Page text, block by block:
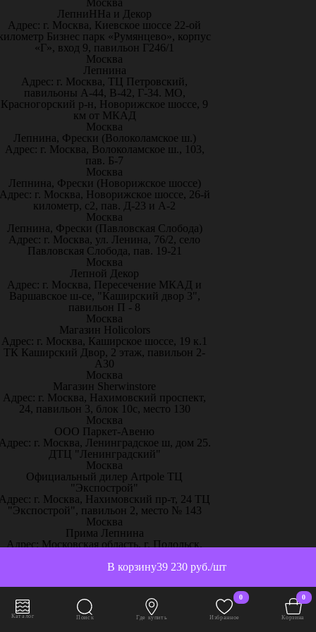
39 230 руб./шт
В корзину
Москва
ЛепниННа и Декор
Адрес: г. Москва, Киевское шоссе 22-ой
Бизнес парк «Румянцево», корпус
«Г», вход 9, павильон Г246/1
Москва
Лепнина
Адрес: г. Москва, ТЦ Петровский,
павильоны А-44, В-42, Г-34. МО,
Красногорский р-н, Новорижское шоссе, 9
км от МКАД
Москва
Лепнина, Фрески (Волоколамское ш.)
Адрес: г. Москва, Волоколамское ш., 103,
пав. Б-7
Москва
Лепнина, Фрески (Новорижское шоссе)
г. Москва, Новорижское шоссе, 26-й
километр, с2, пав. Д-23 и А-2
Москва
Лепнина, Фрески (Павловская Слобода)
Адрес: г. Москва, ул. Ленина, 76/2, село
Павловская Слобода, пав. 19-21
Москва
Лепной Декор
Адрес: г. Москва, Пересечение МКАД и
Варшавское ш-се, "Каширский двор 3",
павильон П - 8
Москва
Магазин Holicolors
Адрес: г. Москва, Каширское шоссе, 19 к.1
ТК Каширский Двор, 2 этаж, павильон 2-
А30
Москва
Магазин Sherwinstore
Адрес: г. Москва, Нахимовский проспект,
24, павильон 3, блок 10с, место 130
Москва
ООО Паркет-Авeню
г. Москва, Ленинградское ш, дом 25.
ДТЦ "Ленинградский"
Москва
Официальный дилер Artpole ТЦ
"Экспострой"
г. Москва, Нахимовский пр-т, 24 ТЦ
"Экспострой", павильон 2, место № 143
Москва
Прима Лепнина
Адрес: Московская область, г. Подольск,
Москва
Адрес: г. Москва, ул. Олеко Дундича 25
Москва
Салон «ARTDECOR»
Адрес: г. Москва, улица Большая Ордынка
Каталог Поиск Где купить
0
Избранное
0
Корзина